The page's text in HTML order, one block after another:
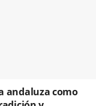
andaluza como